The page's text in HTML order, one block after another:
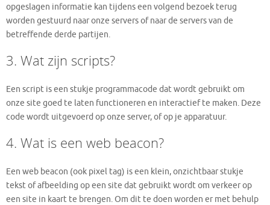
opgeslagen informatie kan tijdens een volgend bezoek terug
worden gestuurd naar onze servers of naar de servers van de
betreffende derde partijen.
3. Wat zijn scripts?
Een script is een stukje programmacode dat wordt gebruikt om
onze site goed te laten functioneren en interactief te maken. Deze
code wordt uitgevoerd op onze server, of op je apparatuur.
4. Wat is een web beacon?
Een web beacon (ook pixel tag) is een klein, onzichtbaar stukje
tekst of afbeelding op een site dat gebruikt wordt om verkeer op
een site in kaart te brengen. Om dit te doen worden er met behulp